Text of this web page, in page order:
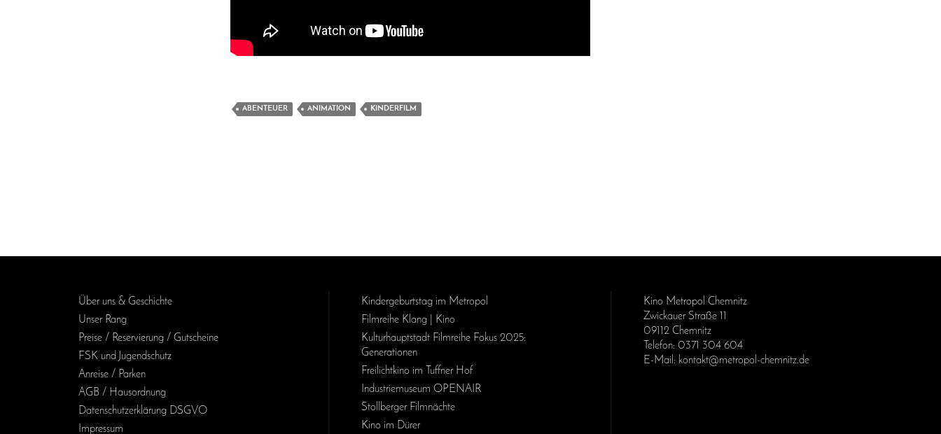
ABENTEUER ANIMATION KINDERFILM
Über uns & Geschichte
Unser Rang
Preise / Reservierung / Gutscheine
FSK und Jugendschutz
Anreise / Parken
AGB / Haus­ordnung
Daten­schutz­erklärung DSGVO
Impressum
Kinder­geburts­tag im Metropol
Filmreihe Klang | Kino
Kulturhauptstadt Filmreihe Fokus 2025:
Generationen
Freilichtkino im Tuffner Hof
Industriemuseum OPENAIR
Stollberger Filmnächte
Kino im Dürer
Kino Metropol Chemnitz
Zwickauer Straße 11
09112 Chemnitz
Telefon: 0371 304 604
E-Mail: kontakt@metropol-chemnitz.de